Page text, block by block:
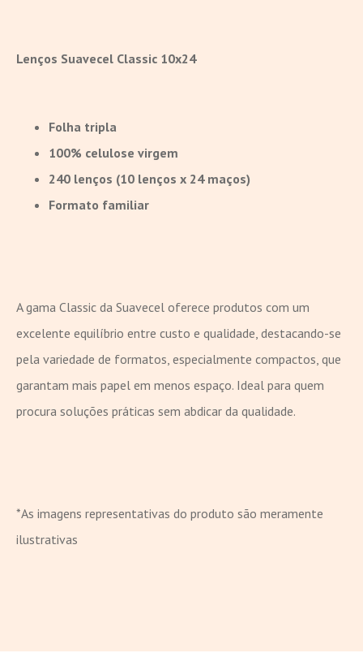
Lenços Suavecel Classic 10x24
Folha tripla
100% celulose virgem
240 lenços (10 lenços x 24 maços)
Formato familiar
A gama Classic da Suavecel oferece produtos com um
excelente equilíbrio entre custo e qualidade, destacando-se
pela variedade de formatos, especialmente compactos, que
garantam mais papel em menos espaço. Ideal para quem
procura soluções práticas sem abdicar da qualidade.
*As imagens representativas do produto são meramente
ilustrativas